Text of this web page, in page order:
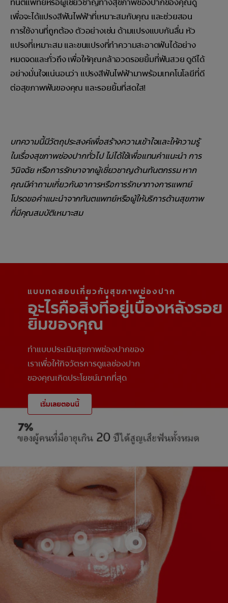
ทันตแพทย์หรือผู้เชี่ยวชาญทางสุขภาพช่องปากของคุณดู
เพื่อจะได้แปรงสีฟันไฟฟ้าที่เหมาะสมกับคุณ และช่วยสอน
การใช้งานที่ถูกต้อง ตัวอย่างเช่น ด้ามแปรงแบบกันลื่น หัว
แปรงที่เหมาะสม และขนแปรงที่ทำความสะอาดฟันได้อย่าง
หมดจดและทั่วถึง เพื่อให้คุณกล้าอวดรอยยิ้มที่ฟันสวย ดูดีได้
อย่างมั่นใจแน่นอนว่า แปรงสีฟันไฟฟ้ามาพร้อมเทคโนโลยีที่ดี
ต่อสุขภาพฟันของคุณ และรอยยิ้มที่สดใส!
บทความนี้มีวัตถุประสงค์เพื่อสร้างความเข้าใจและให้ความรู้
ในเรื่องสุขภาพช่องปากทั่วไป ไม่ได้ใช้เพื่อแทนคำแนะนำ การ
วินิจฉัย หรือการรักษาจากผู้เชี่ยวชาญด้านทันตกรรม หาก
คุณมีคำถามเกี่ยวกับอาการหรือการรักษาทางการแพทย์
โปรดขอคำแนะนำจากทันตแพทย์หรือผู้ให้บริการด้านสุขภาพ
ที่มีคุณสมบัติเหมาะสม
แบบทดสอบเกี่ยวกับสุขภาพช่องปาก
อะไรคือสิ่งที่อยู่เบื้องหลังรอย
ยิ้มของคุณ
ทำแบบประเมินสุขภาพช่องปากของ
เราเพื่อให้กิจวัตรการดูแลช่องปาก
ของคุณเกิดประโยชน์มากที่สุด
เริ่มเลยตอนนี้